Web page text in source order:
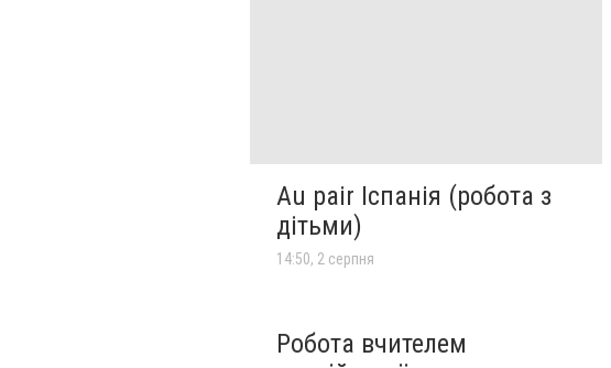
Au pair Іспанія (робота з
дітьми)
14:50, 2 серпня
Робота вчителем